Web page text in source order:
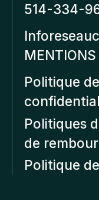
514-334-
MENTIONS
Politique de
Politiques
de
Politique